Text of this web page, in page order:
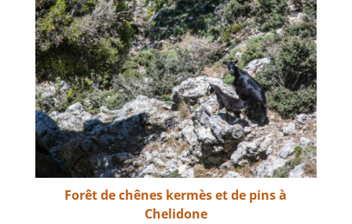
Forêt de chênes kermès et de pins à
Chelidone